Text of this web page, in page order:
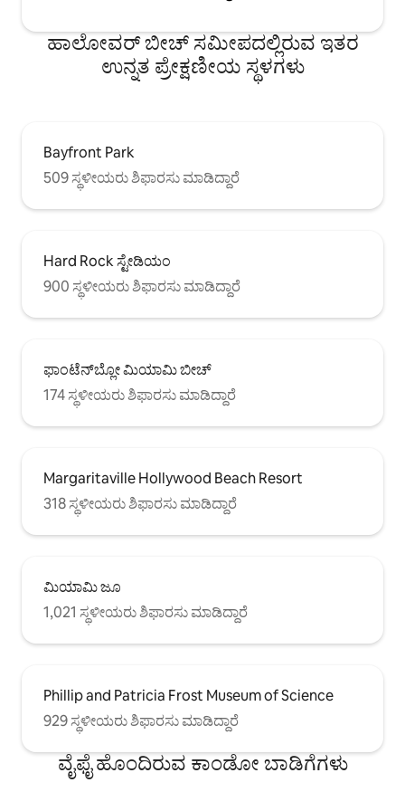
ಹಾಲೋವರ್ ಬೀಚ್ ಸಮೀಪದಲ್ಲಿರುವ ಇತರ
ಉನ್ನತ ಪ್ರೇಕ್ಷಣೀಯ ಸ್ಥಳಗಳು
Bayfront Park
509 ಸ್ಥಳೀಯರು ಶಿಫಾರಸು ಮಾಡಿದ್ದಾರೆ
Hard Rock ಸ್ಟೇಡಿಯಂ
900 ಸ್ಥಳೀಯರು ಶಿಫಾರಸು ಮಾಡಿದ್ದಾರೆ
ಫಾಂಟೆನ್‌ಬ್ಲೋ ಮಿಯಾಮಿ ಬೀಚ್
174 ಸ್ಥಳೀಯರು ಶಿಫಾರಸು ಮಾಡಿದ್ದಾರೆ
Margaritaville Hollywood Beach Resort
318 ಸ್ಥಳೀಯರು ಶಿಫಾರಸು ಮಾಡಿದ್ದಾರೆ
ಮಿಯಾಮಿ ಜೂ
1,021 ಸ್ಥಳೀಯರು ಶಿಫಾರಸು ಮಾಡಿದ್ದಾರೆ
Phillip and Patricia Frost Museum of Science
929 ಸ್ಥಳೀಯರು ಶಿಫಾರಸು ಮಾಡಿದ್ದಾರೆ
ವೈಫೈ ಹೊಂದಿರುವ ಕಾಂಡೋ ಬಾಡಿಗೆಗಳು